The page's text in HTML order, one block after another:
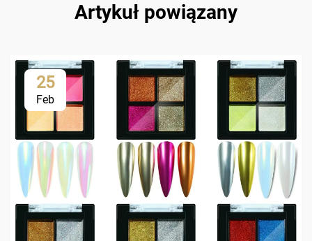
Artykuł powiązany
25
Feb